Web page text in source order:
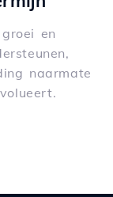
en
naarmate